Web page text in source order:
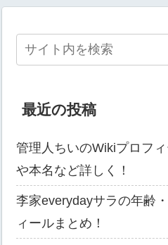
最近の投稿
管理人ちいのWikiプロフ
や本名など詳しく！
李家everydayサラの年齢
ィールまとめ！